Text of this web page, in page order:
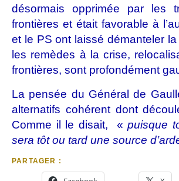
désormais opprimée par les
frontières et était favorable à
et le PS ont laissé démanteler
les remèdes à la crise,
frontières, sont profondément
La pensée du Général de
alternatifs cohérent dont
Comme il le disait, «puisque
sera tôt ou tard une source
PARTAGER :